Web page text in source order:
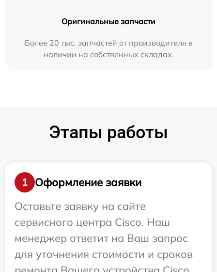
Оригинальные запчасти
Более 20 тыс. запчастей от производителя в
наличии на собственных складах.
Этапы работы
1
Оформление заявки
Оставьте заявку на сайте
сервисного центра Cisco. Наш
менеджер ответит на Ваш запрос
для уточнения стоимости и сроков